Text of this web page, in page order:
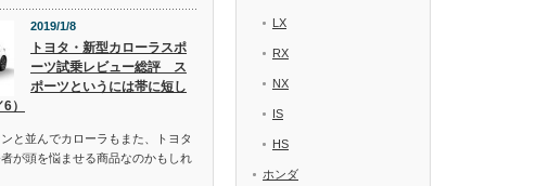
2019/1/8
トヨタ・新型カローラスポ
ーツ試乗レビュー総評 ス
ポーツというには帯に短し
）
と並んでカローラもまた、トヨタ
が頭を悩ませる商品なのかもしれ
LX
RX
NX
IS
HS
ホンダ